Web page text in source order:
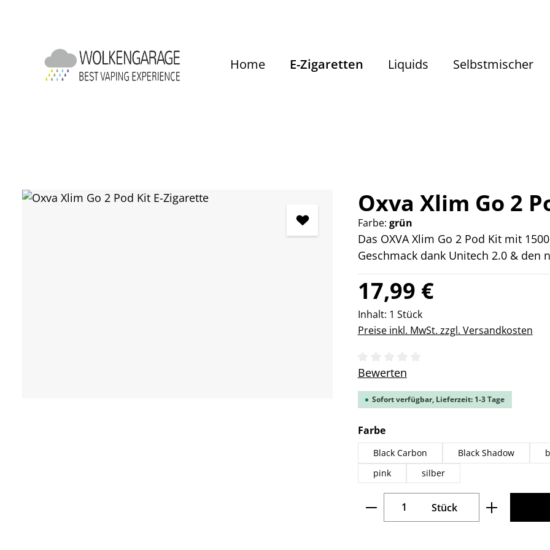
Home E-Zigaretten Liquids Selbstmischer
Bildergalerie überspringen Oxva Xlim Go 2
Farbe: grün
Das OXVA Xlim Go 2 Pod Kit mit
Geschmack dank Unitech 2.0 & den
Regulärer Preis:
17,99 €
Inhalt: 1 Stück
Preise inkl. MwSt. zzgl. Versandkosten
Durchschnittliche Bewertung von 0
Bewerten
Sofort verfügbar, Lieferzeit: 1-3 Tage
Farbeauswählen
Black Carbon Black Shadow
pink
silber
Produkt Anzahl: Gib den
Stück